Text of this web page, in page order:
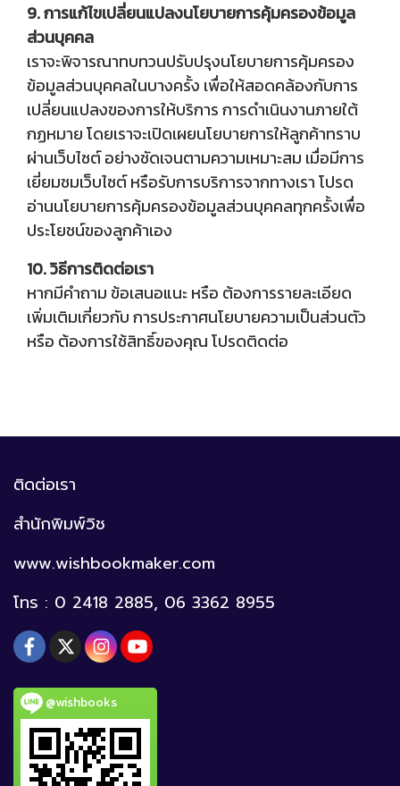
9. การแก้ไขเปลี่ยนแปลงนโยบายการคุ้มครองข้อมูล
ส่วนบุคคล
เราจะพิจารณาทบทวนปรับปรุงนโยบายการคุ้มครอง
ข้อมูลส่วนบุคคลในบางครั้ง เพื่อให้สอดคล้องกับการ
เปลี่ยนแปลงของการให้บริการ การดำเนินงานภายใต้
กฏหมาย โดยเราจะเปิดเผยนโยบายการให้ลูกค้าทราบ
ผ่านเว็บไซต์ อย่างชัดเจนตามความเหมาะสม เมื่อมีการ
เยี่ยมชมเว็บไซต์ หรือรับการบริการจากทางเรา โปรด
อ่านนโยบายการคุ้มครองข้อมูลส่วนบุคคลทุกครั้งเพื่อ
ประโยชน์ของลูกค้าเอง
10. วิธีการติดต่อเรา
หากมีคำถาม ข้อเสนอแนะ หรือ ต้องการรายละเอียด
เพิ่มเติมเกี่ยวกับ การประกาศนโยบายความเป็นส่วนตัว
หรือ ต้องการใช้สิทธิ์ของคุณ โปรดติดต่อ
ติดต่อเรา
สำนักพิมพ์วิช
www.wishbookmaker.com
โทร : 0 2418 2885, 06 3362 8955
@wishbooks